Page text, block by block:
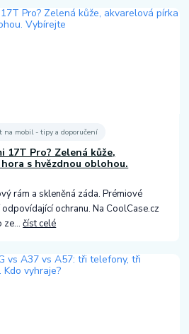
na mobil - tipy a doporučení
17T Pro? Zelená kůže,
s hvězdnou oblohou.
rám a skleněná záda. Prémiové
ochranu. Na CoolCase.cz
ze...číst celé